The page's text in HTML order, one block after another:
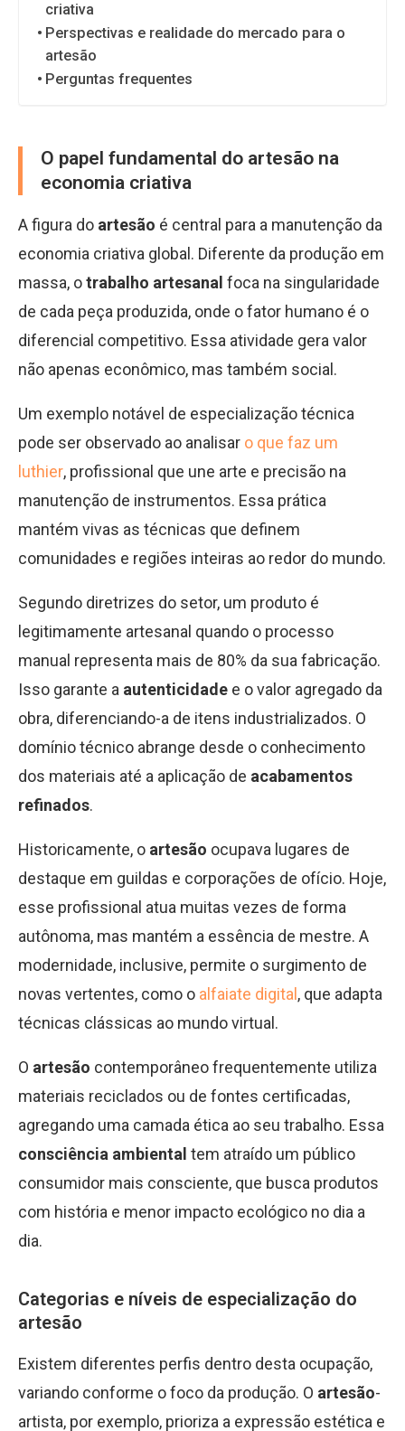
criativa
Perspectivas e realidade do mercado para o
artesão
Perguntas frequentes
O papel fundamental do artesão na
economia criativa
A figura do artesão é central para a manutenção da
economia criativa global. Diferente da produção em
massa, otrabalho artesanal foca na singularidade
de cada peça produzida, onde o fator humano é o
diferencial competitivo. Essa atividade gera valor
não apenas econômico, mas também social.
Um exemplo notável de especialização técnica
pode ser observado ao analisar o que faz um
luthier, profissional que une arte e precisão na
manutenção de instrumentos. Essa prática
mantém vivas as técnicas que definem
comunidades e regiões inteiras ao redor do mundo.
Segundo diretrizes do setor, um produto é
legitimamente artesanal quando o processo
manual representa mais de 80% da sua fabricação.
Isso garante a autenticidade e o valor agregado da
obra, diferenciando-a de itens industrializados. O
domínio técnico abrange desde o conhecimento
dos materiais até a aplicação de acabamentos
refinados.
Historicamente, o artesão ocupava lugares de
destaque em guildas e corporações de ofício. Hoje,
esse profissional atua muitas vezes de forma
autônoma, mas mantém a essência de mestre. A
modernidade, inclusive, permite o surgimento de
novas vertentes, como o alfaiate digital , que adapta
técnicas clássicas ao mundo virtual.
O artesão contemporâneo frequentemente utiliza
materiais reciclados ou de fontes certificadas,
agregando uma camada ética ao seu trabalho. Essa
consciência ambiental tem atraído um público
consumidor mais consciente, que busca produtos
com história e menor impacto ecológico no dia a
dia.
Categorias e níveis de especialização do
artesão
Existem diferentes perfis dentro desta ocupação,
variando conforme o foco da produção. O artesão-
artista, por exemplo, prioriza a expressão estética e